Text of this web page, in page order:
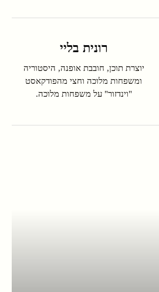
רונית בליי
יוצרת תוכן, חובבת אופנה, היסטוריה
ומשפחות מלוכה וחצי מהפודקאסט
"וינדזור" על משפחות מלוכה.